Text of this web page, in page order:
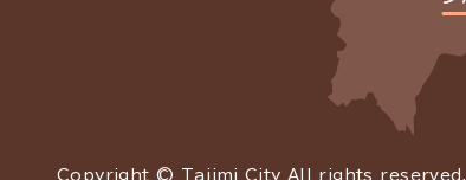
Copyright © Tajimi City All rights reserved.